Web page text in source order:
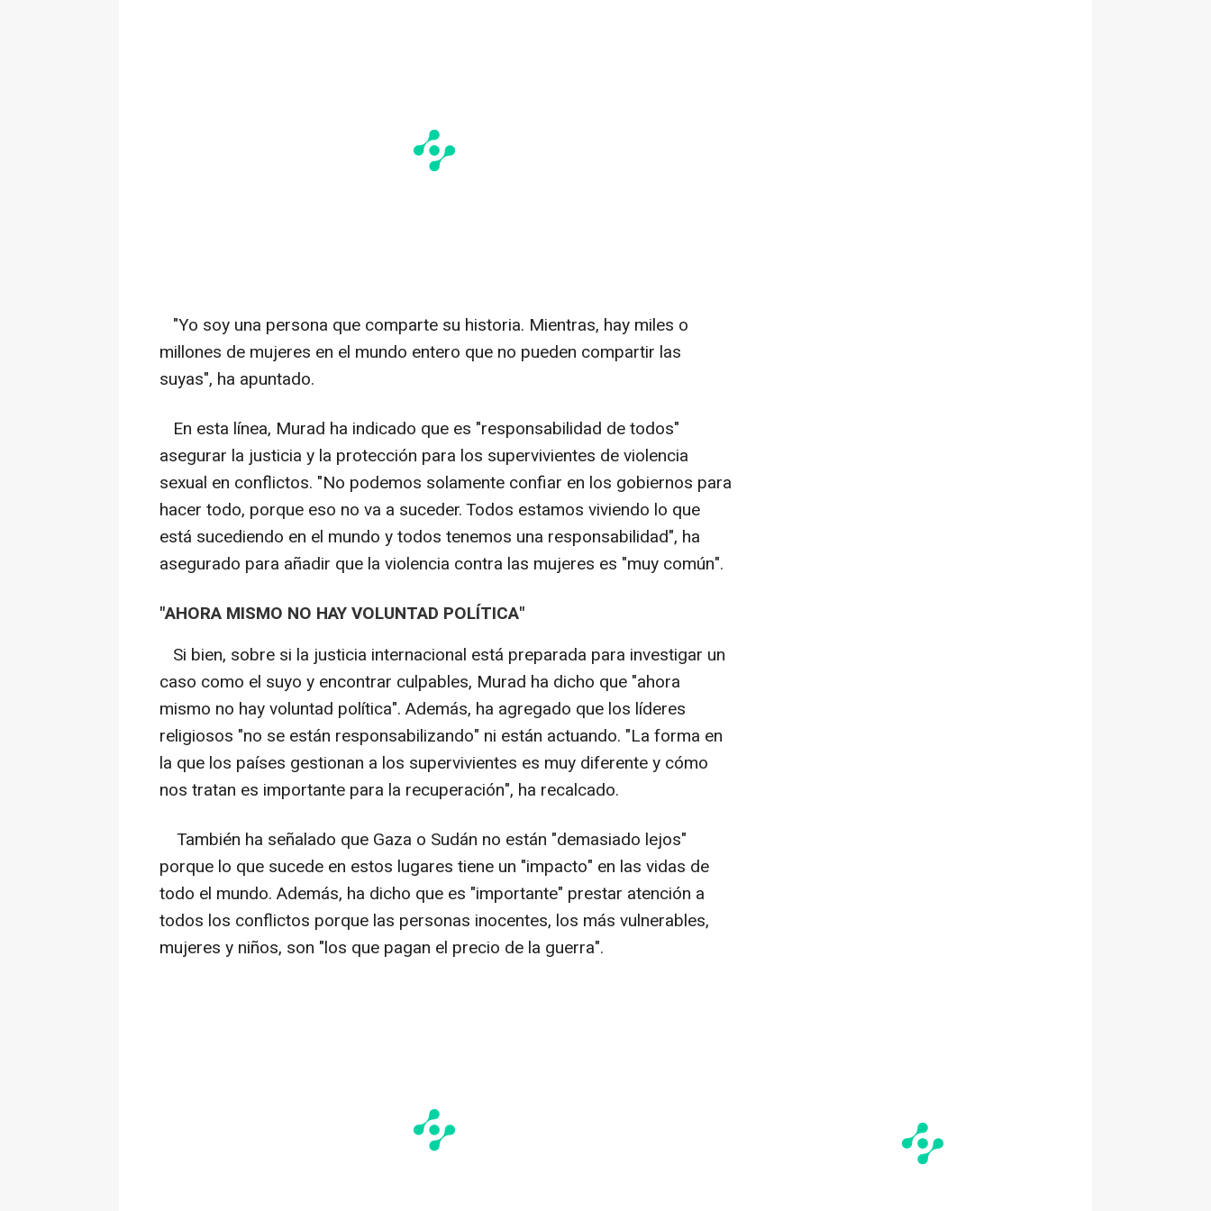
"Yo soy una persona que comparte su historia. Mientras, hay miles o
millones de mujeres en el mundo entero que no pueden compartir las
suyas", ha apuntado.
En esta línea, Murad ha indicado que es "responsabilidad de todos"
asegurar la justicia y la protección para los supervivientes de violencia
sexual en conflictos. "No podemos solamente confiar en los gobiernos para
hacer todo, porque eso no va a suceder. Todos estamos viviendo lo que
está sucediendo en el mundo y todos tenemos una responsabilidad", ha
asegurado para añadir que la violencia contra las mujeres es "muy común".
"AHORA MISMO NO HAY VOLUNTAD POLÍTICA"
Si bien, sobre si la justicia internacional está preparada para investigar un
caso como el suyo y encontrar culpables, Murad ha dicho que "ahora
mismo no hay voluntad política". Además, ha agregado que los líderes
religiosos "no se están responsabilizando" ni están actuando. "La forma en
la que los países gestionan a los supervivientes es muy diferente y cómo
nos tratan es importante para la recuperación", ha recalcado.
También ha señalado que Gaza o Sudán no están "demasiado lejos"
porque lo que sucede en estos lugares tiene un "impacto" en las vidas de
todo el mundo. Además, ha dicho que es "importante" prestar atención a
todos los conflictos porque las personas inocentes, los más vulnerables,
mujeres y niños, son "los que pagan el precio de la guerra".